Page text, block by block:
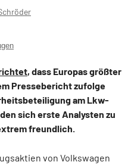
, dass Europas größter
Pressebericht zufolge
am Lkw-
sich erste Analysten zu
freundlich.
von Volkswagen